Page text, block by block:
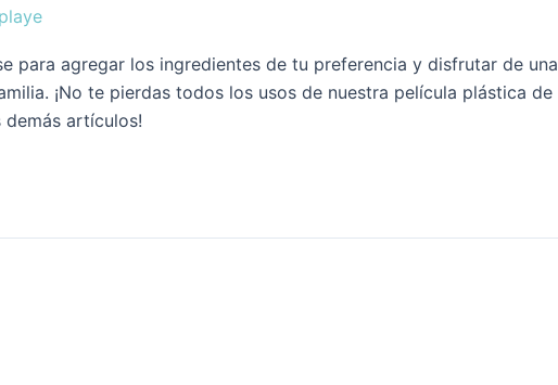
para agregar los ingredientes de tu preferencia y disfrutar de una
¡No te pierdas todos los usos de nuestra película plástica de
artículos!